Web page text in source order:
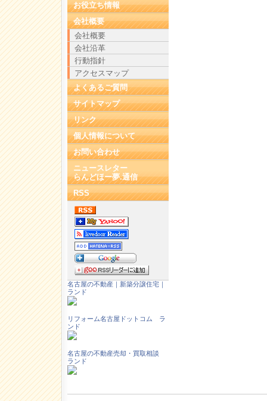
お役立ち情報
会社概要
会社概要
会社沿革
行動指針
アクセスマップ
よくあるご質問
サイトマップ
リンク
個人情報について
お問い合わせ
ニュースレター
らんどほー夢.通信
RSS
名古屋の不動産｜新築分譲住宅｜
ランド
リフォーム名古屋ドットコム ラ
ンド
名古屋の不動産売却・買取相談
ランド